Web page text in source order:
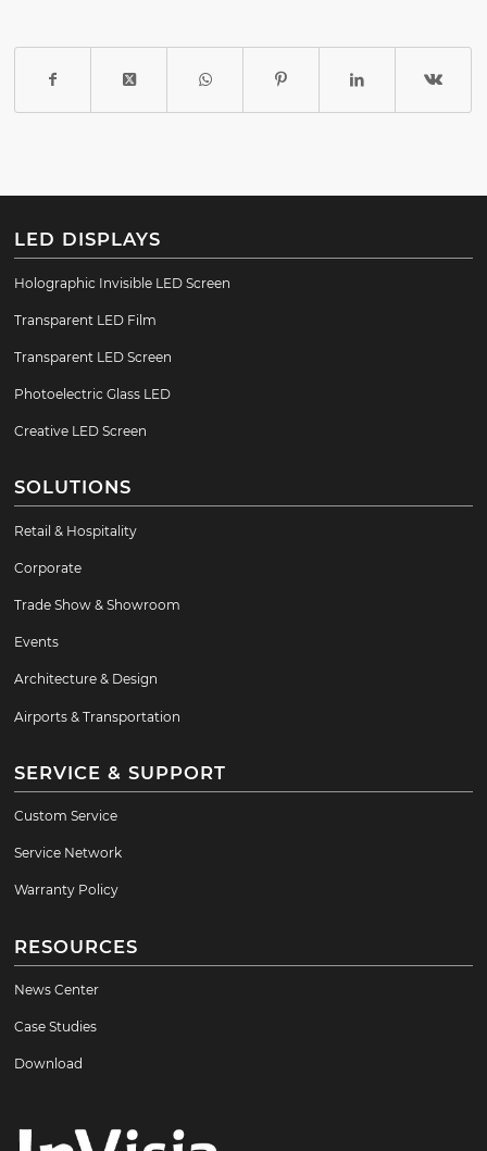
LED DISPLAYS
Holographic Invisible LED Screen
Transparent LED Film
Transparent LED Screen
Photoelectric Glass LED
Creative LED Screen
SOLUTIONS
Retail & Hospitality
Corporate
Trade Show & Showroom
Events
Architecture & Design
Airports & Transportation
SERVICE & SUPPORT
Custom Service
Service Network
Warranty Policy
RESOURCES
News Center
Case Studies
Download